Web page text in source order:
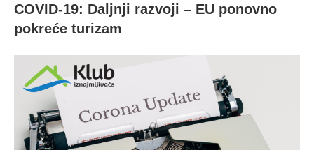
COVID-19: Daljnji razvoji – EU ponovno
pokreće turizam